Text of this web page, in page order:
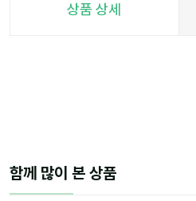
상품 상세
함께 많이 본 상품